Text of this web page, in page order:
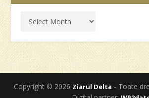
Copyright © 2026 Ziarul Delta - Toate